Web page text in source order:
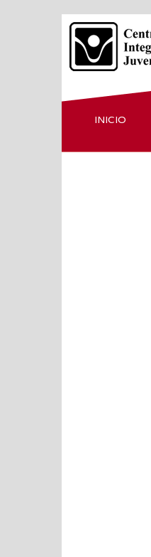
INICIO